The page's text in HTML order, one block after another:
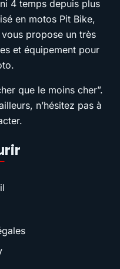
4 temps depuis plus
en motos Pit Bike,
propose un très
et équipement pour
que le moins cher”.
n’hésitez pas à